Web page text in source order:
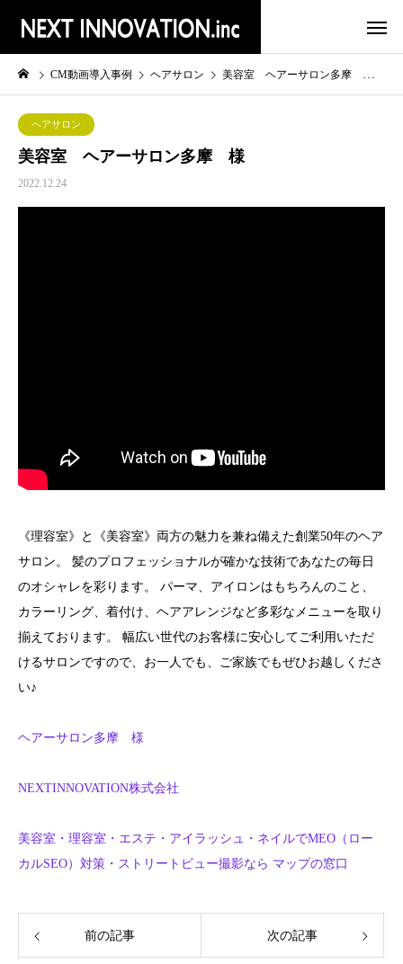
CM動画導入事例 ヘアサロン 美容室 ヘアーサロン多摩 様
ヘアサロン
美容室 ヘアーサロン多摩 様
2022.12.24
《理容室》と《美容室》両方の魅力を兼ね備えた創業50年のヘア
サロン。 髪のプロフェッショナルが確かな技術であなたの毎日
のオシャレを彩ります。 パーマ、アイロンはもちろんのこと、
カラーリング、着付け、ヘアアレンジなど多彩なメニューを取り
揃えております。 幅広い世代のお客様に安心してご利用いただ
けるサロンですので、お一人でも、ご家族でもぜひお越しくださ
い♪
ヘアーサロン多摩 様
NEXTINNOVATION株式会社
美容室・理容室・エステ・アイラッシュ・ネイルでMEO（ロー
カルSEO）対策・ストリートビュー撮影なら マップの窓口
前の記事 次の記事